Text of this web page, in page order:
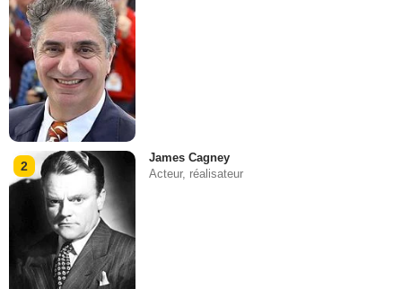
2
James Cagney
Acteur, réalisateur